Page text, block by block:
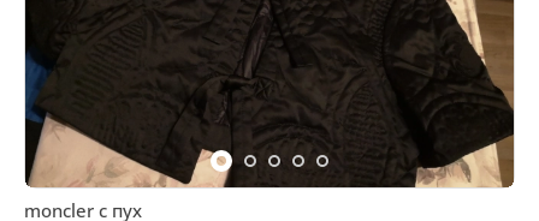
moncler с пух